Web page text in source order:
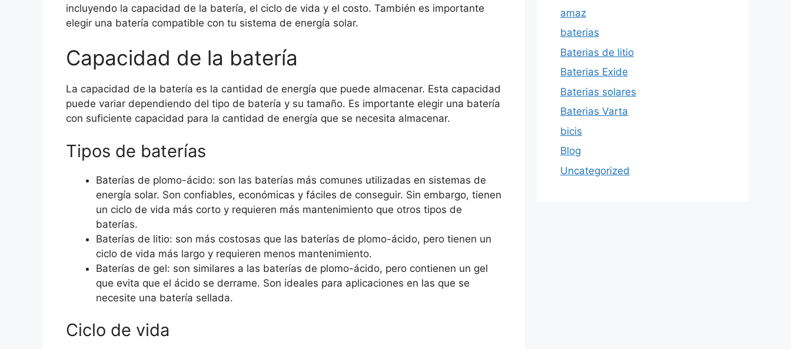
incluyendo la capacidad de la batería, el ciclo de vida y el costo. También es importante
elegir una batería compatible con tu sistema de energía solar.
Capacidad de la batería
La capacidad de la batería es la cantidad de energía que puede almacenar. Esta capacidad
puede variar dependiendo del tipo de batería y su tamaño. Es importante elegir una batería
con suficiente capacidad para la cantidad de energía que se necesita almacenar.
Tipos de baterías
Baterías de plomo-ácido: son las baterías más comunes utilizadas en sistemas de
energía solar. Son confiables, económicas y fáciles de conseguir. Sin embargo, tienen
un ciclo de vida más corto y requieren más mantenimiento que otros tipos de
baterías.
Baterías de litio: son más costosas que las baterías de plomo-ácido, pero tienen un
ciclo de vida más largo y requieren menos mantenimiento.
Baterías de gel: son similares a las baterías de plomo-ácido, pero contienen un gel
que evita que el ácido se derrame. Son ideales para aplicaciones en las que se
necesite una batería sellada.
Ciclo de vida
amaz
baterias
Baterias de litio
Baterias Exide
Baterias solares
Baterias Varta
bicis
Blog
Uncategorized